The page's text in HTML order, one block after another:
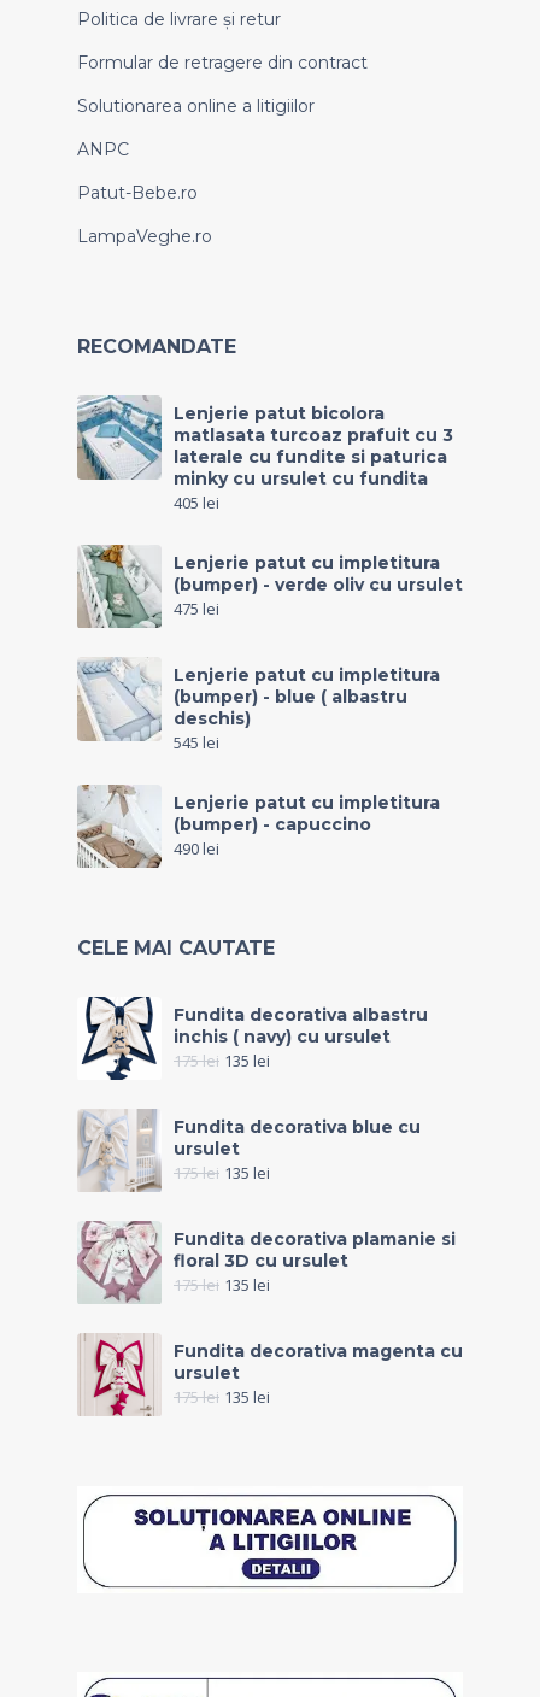
Politica de livrare și retur
Formular de retragere din contract
Solutionarea online a litigiilor
ANPC
Patut-Bebe.ro
LampaVeghe.ro
RECOMANDATE
Lenjerie patut bicolora
matlasata turcoaz prafuit cu 3
laterale cu fundite si paturica
minky cu ursulet cu fundita
405 lei
Lenjerie patut cu impletitura
(bumper) - verde oliv cu ursulet
475 lei
Lenjerie patut cu impletitura
(bumper) - blue ( albastru
deschis)
545 lei
Lenjerie patut cu impletitura
(bumper) - capuccino
490lei
CELE MAI CAUTATE
Fundita decorativa albastru
inchis ( navy) cu ursulet
175lei 135 lei
Fundita decorativa blue cu
ursulet
175lei 135 lei
Fundita decorativa plamanie si
floral 3D cu ursulet
175lei 135 lei
Fundita decorativa magenta cu
ursulet
175lei 135 lei